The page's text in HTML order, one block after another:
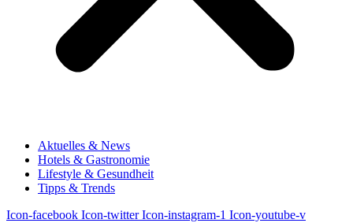
Aktuelles & News
Hotels & Gastronomie
Lifestyle & Gesundheit
Tipps & Trends
Icon-facebook Icon-twitter Icon-instagram-1 Icon-youtube-v